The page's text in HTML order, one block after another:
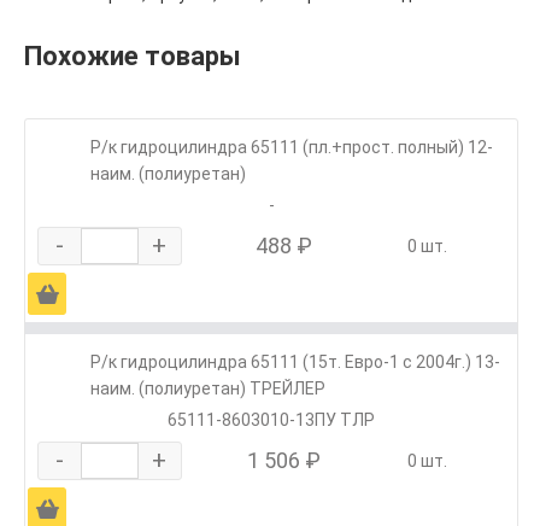
Похожие товары
Р/к гидроцилиндра 65111 (пл.+прост. полный) 12-
наим. (полиуретан)
-
- + 488 ₽ 0 шт.
Ä
Р/к гидроцилиндра 65111 (15т. Евро-1 с 2004г.) 13-
наим. (полиуретан) ТРЕЙЛЕР
65111-8603010-13ПУ ТЛР
- + 1 506 ₽ 0 шт.
Ä